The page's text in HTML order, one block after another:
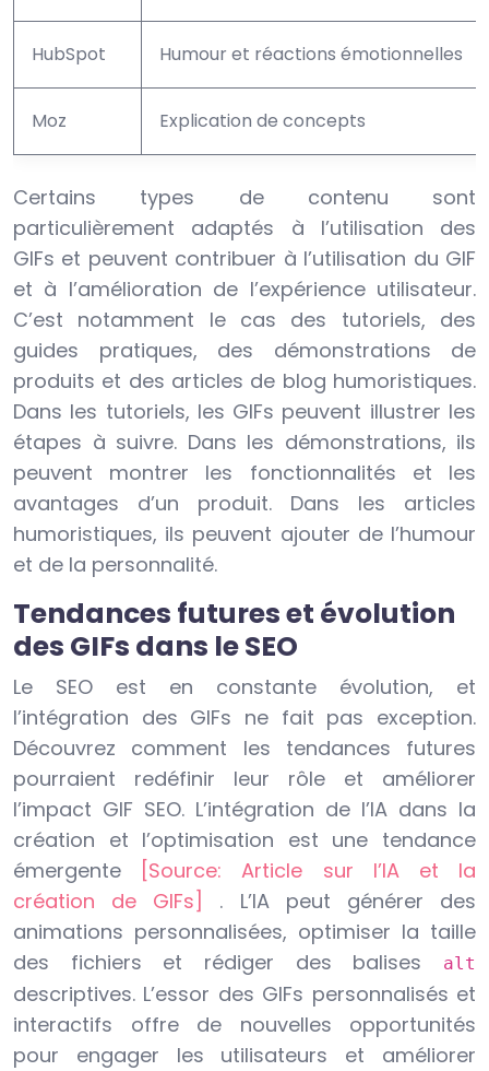
HubSpot Humour et réactions émotionnelles
Moz Explication de concepts
Certains types de contenu sont
particulièrement adaptés à l’utilisation des
GIFs et peuvent contribuer à l’utilisation du GIF
et à l’amélioration de l’expérience utilisateur.
C’est notamment le cas des tutoriels, des
guides pratiques, des démonstrations de
produits et des articles de blog humoristiques.
Dans les tutoriels, les GIFs peuvent illustrer les
étapes à suivre. Dans les démonstrations, ils
peuvent montrer les fonctionnalités et les
avantages d’un produit. Dans les articles
humoristiques, ils peuvent ajouter de l’humour
et de la personnalité.
Tendances futures et évolution
des GIFs dans le SEO
Le SEO est en constante évolution, et
l’intégration des GIFs ne fait pas exception.
Découvrez comment les tendances futures
pourraient redéfinir leur rôle et améliorer
l’impact GIF SEO. L’intégration de l’IA dans la
création et l’optimisation est une tendance
émergente
[Source: Article sur l’IA et la
création de GIFs] . L’IA peut générer des
animations personnalisées, optimiser la taille
des fichiers et rédiger des balises
alt
descriptives. L’essor des GIFs personnalisés et
interactifs offre de nouvelles opportunités
pour engager les utilisateurs et améliorer